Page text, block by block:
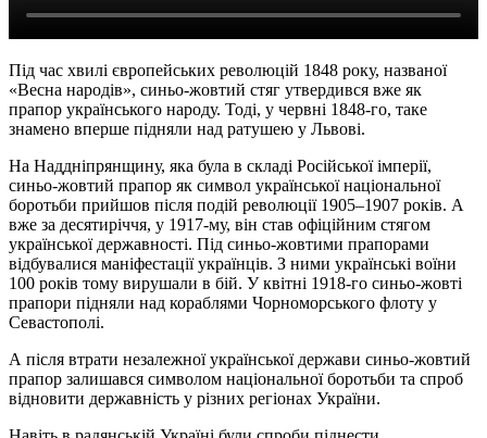
Під час хвилі європейських революцій 1848 року, названої
«Весна народів», синьо-жовтий стяг утвердився вже як
прапор українського народу. Тоді, у червні 1848-го, таке
знамено вперше підняли над ратушею у Львові.
На Наддніпрянщину, яка була в складі Російської імперії,
синьо-жовтий прапор як символ української національної
боротьби прийшов після подій революції 1905–1907 років. А
вже за десятиріччя, у 1917-му, він став офіційним стягом
української державності. Під синьо-жовтими прапорами
відбувалися маніфестації українців. З ними українські воїни
100 років тому вирушали в бій. У квітні 1918-го синьо-жовті
прапори підняли над кораблями Чорноморського флоту у
Севастополі.
А після втрати незалежної української держави синьо-жовтий
прапор залишався символом національної боротьби та спроб
відновити державність у різних регіонах України.